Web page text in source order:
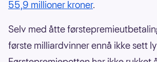
55,9 millioner kroner.
Selv med åtte
første milliardvinner ennå ikke sett